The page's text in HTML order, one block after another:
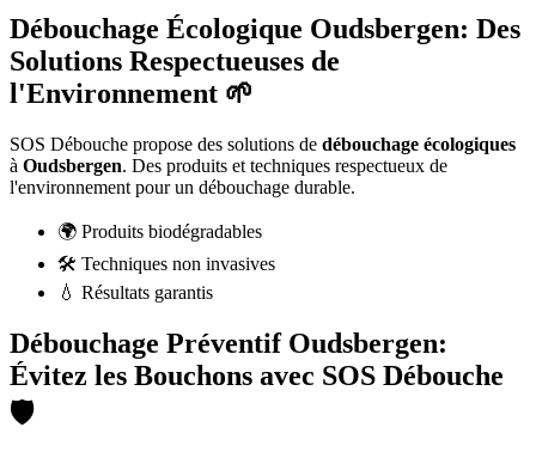
Débouchage Écologique Oudsbergen: Des
Solutions Respectueuses de
l'Environnement 🌱
SOS Débouche propose des solutions de débouchage écologiques
à Oudsbergen. Des produits et techniques respectueux de
l'environnement pour un débouchage durable.
🌍 Produits biodégradables
🛠️ Techniques non invasives
💧 Résultats garantis
Débouchage Préventif Oudsbergen:
Évitez les Bouchons avec SOS Débouche
🛡️